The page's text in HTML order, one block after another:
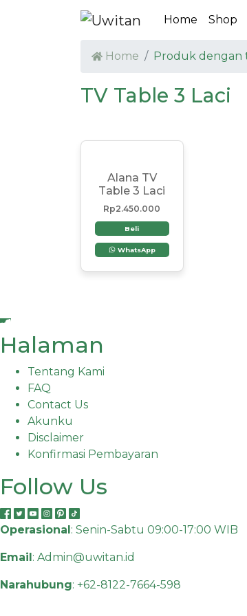
Home Shop
Home Produk dengan
TV Table 3 Laci
Alana TV
Table 3 Laci
Rp2.450.000
Beli
WhatsApp
Halaman
Tentang Kami
FAQ
Contact Us
Akunku
Disclaimer
Konfirmasi Pembayaran
Follow Us
Operasional: Senin-Sabtu 09:00-17:00 WIB
Email: Admin@uwitan.id
Narahubung: +62-8122-7664-598